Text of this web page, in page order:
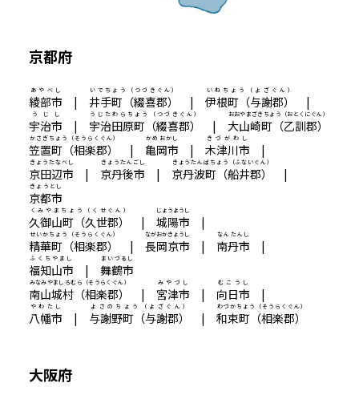
京都府
綾部市
あやべし
|井手町（綴喜郡）
いでちょう（つづきぐん）
|伊根町（与謝郡）
いねちょう（よざぐん）
|
宇治市
うじし
| 宇治田原町（綴喜郡）
うじたわらちょう（つづきぐん）
|大山崎町（乙訓郡）
おおやまざきちょう（おとくにぐん）
笠置町（相楽郡）
かさぎちょう（そうらくぐん）
|亀岡市
かめおかし
|木津川市
きづがわし
|
京田辺市
きょうたなべし
| 京丹後市
きょうたんごし
| 京丹波町（船井郡）
きょうたんばちょう（ふないぐん）
|
京都市
きょうとし
久御山町（久世郡）
くみやまちょう（くせぐん）
|城陽市
じょうようし
|
精華町（相楽郡）
せいかちょう（そうらくぐん）
|長岡京市
ながおかきょうし
| 南丹市
なんたんし
|
福知山市
ふくちやまし
| 舞鶴市
まいづるし
南山城村（相楽郡）
みなみやましろむら（そうらくぐん）
| 宮津市
みやづし
| 向日市
むこうし
|
八幡市
やわたし
| 与謝野町（与謝郡）
よさのちょう（よざぐん）
|和束町（相楽郡）
わづかちょう（そうらくぐん）
大阪府